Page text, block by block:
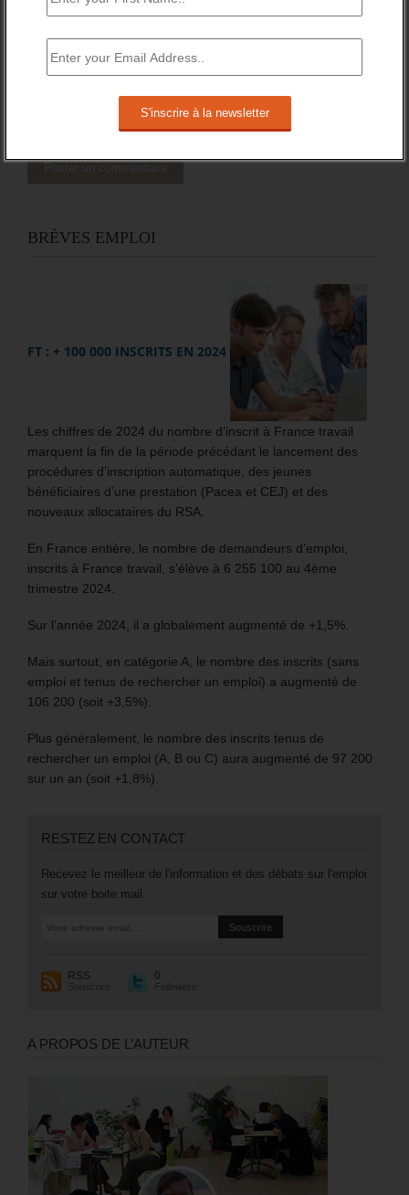
BRÈVES EMPLOI
FT : + 100 000 INSCRITS EN 2024
Les chiffres de 2024 du nombre d’inscrit à France travail
marquent la fin de la période précédant le lancement des
procédures d’inscription automatique, des jeunes
bénéficiaires d’une prestation (Pacea et CEJ) et des
nouveaux allocataires du RSA.
En France entière, le nombre de demandeurs d’emploi,
inscrits à France travail, s’élève à 6 255 100 au 4ème
trimestre 2024.
Sur l’année 2024, il a globalement augmenté de +1,5%.
Mais surtout, en catégorie A, le nombre des inscrits (sans
emploi et tenus de rechercher un emploi) a augmenté de
106 200 (soit +3,5%).
Plus généralement, le nombre des inscrits tenus de
rechercher un emploi (A, B ou C) aura augmenté de 97 200
sur un an (soit +1,8%).
RESTEZ EN CONTACT
Recevez le meilleur de l'information et des débats sur l'emploi
sur votre boite mail.
RSS
Souscrire
0
Followers
A PROPOS DE L’AUTEUR